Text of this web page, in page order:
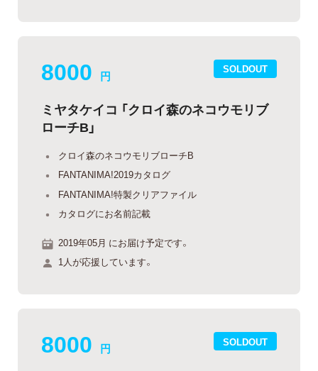
SOLDOUT
8000 円
ミヤタケイコ 「クロイ森のネコウモリブ
ローチB」
クロイ森のネコウモリブローチB
FANTANIMA!2019カタログ
FANTANIMA!特製クリアファイル
カタログにお名前記載
2019年05月 にお届け予定です。
1人が応援しています。
SOLDOUT
8000 円